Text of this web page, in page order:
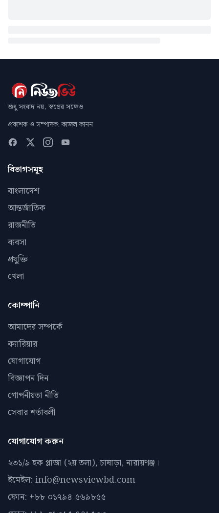
শুধু সংবাদ নয়, স্বপ্নের সঙ্গেও
প্রকাশক ও সম্পাদক: কাজল কানন
বিভাগসমূহ
বাংলাদেশ
আন্তর্জাতিক
রাজনীতি
ব্যবসা
প্রযুক্তি
খেলা
কোম্পানি
আমাদের সম্পর্কে
ক্যারিয়ার
যোগাযোগ
বিজ্ঞাপন দিন
গোপনীয়তা নীতি
সেবার শর্তাবলী
যোগাযোগ করুন
২৩১/৯ হক প্লাজা (২য় তলা), চাষাড়া, নারায়ণঞ্জ।
ইমেইল: info@newsviewbd.com
ফোন: +৮৮ ০১৭৯৪ ৫৬৯৮৫৫